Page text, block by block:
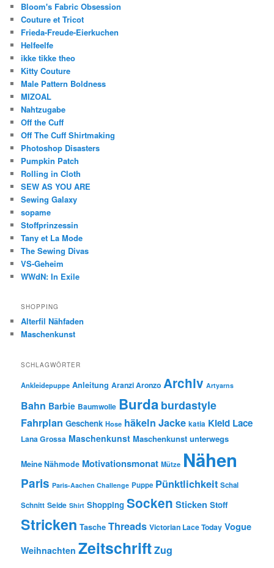
Bloom's Fabric Obsession
Couture et Tricot
Frieda-Freude-Eierkuchen
Helfeelfe
ikke tikke theo
Kitty Couture
Male Pattern Boldness
MIZOAL
Nahtzugabe
Off the Cuff
Off The Cuff Shirtmaking
Photoshop Disasters
Pumpkin Patch
Rolling in Cloth
SEW AS YOU ARE
Sewing Galaxy
sopame
Stoffprinzessin
Tany et La Mode
The Sewing Divas
VS-Geheim
WWdN: In Exile
SHOPPING
Alterfil Nähfaden
Maschenkunst
SCHLAGWÖRTER
Ankleidepuppe Anleitung Aranzi Aronzo Archiv Artyarns
Bahn Barbie Baumwolle Burda burdastyle
Fahrplan Geschenk Hose häkeln Jacke katia Kleid Lace
Lana Grossa Maschenkunst Maschenkunst unterwegs
Meine Nähmode Motivationsmonat Mütze Nähen
Paris Paris-Aachen Challenge Puppe Pünktlichkeit Schal
Schnitt Seide Shirt Shopping Socken Sticken Stoff
Stricken Tasche Threads Victorian Lace Today Vogue
Weihnachten ZeitschriftZug